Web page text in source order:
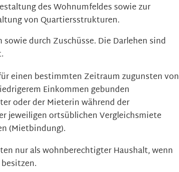
des Wohnumfeldes sowie zur
von Quartiersstrukturen.
durch Zuschüsse. Die Darlehen sind
einen bestimmten Zeitraum zugunsten von
Einkommen gebunden
oder der Mieterin während der
jeweiligen ortsüblichen Vergleichsmiete
(Mietbindung).
nur als wohnberechtigter Haushalt, wenn